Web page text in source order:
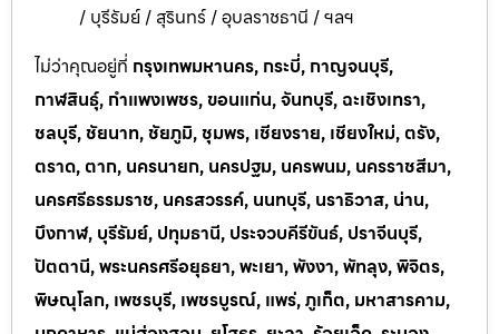
/ บุรีรัมย์ / สุรินทร์ / อุบลราชธานี / ฯลฯ
ไม่ว่าคุณอยู่ที่ กรุงเทพมหานคร, กระบี่, กาญจนบุรี,
กาฬสินธุ์, กำแพงเพชร, ขอนแก่น, จันทบุรี, ฉะเชิงเทรา,
ชลบุรี, ชัยนาท, ชัยภูมิ, ชุมพร, เชียงราย, เชียงใหม่, ตรัง,
ตราด, ตาก, นครนายก, นครปฐม, นครพนม, นครราชสีมา,
นครศรีธรรมราช, นครสวรรค์, นนทบุรี, นราธิวาส, น่าน,
บึงกาฬ, บุรีรัมย์, ปทุมธานี, ประจวบคีรีขันธ์, ปราจีนบุรี,
ปัตตานี, พระนครศรีอยุธยา, พะเยา, พังงา, พัทลุง, พิจิตร,
พิษณุโลก, เพชรบุรี, เพชรบูรณ์, แพร่, ภูเก็ต, มหาสารคาม,